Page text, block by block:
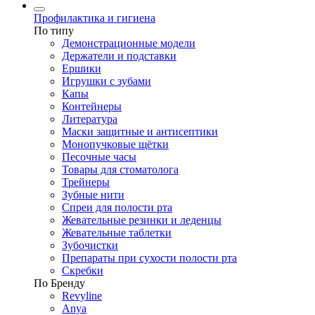
Профилактика и гигиена
По типу
Демонстрационные модели
Держатели и подставки
Ершики
Игрушки с зубами
Капы
Контейнеры
Литература
Маски защитные и антисептики
Монопучковые щётки
Песочные часы
Товары для стоматолога
Трейнеры
Зубные нити
Спреи для полости рта
Жевательные резинки и леденцы
Жевательные таблетки
Зубочистки
Препараты при сухости полости рта
Скребки
По Бренду
Revyline
Anya